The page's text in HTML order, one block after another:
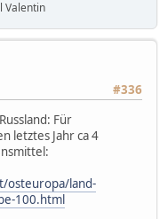
Valentin
#336
Für
letztes Jahr ca 4
osteuropa/land-
100.html